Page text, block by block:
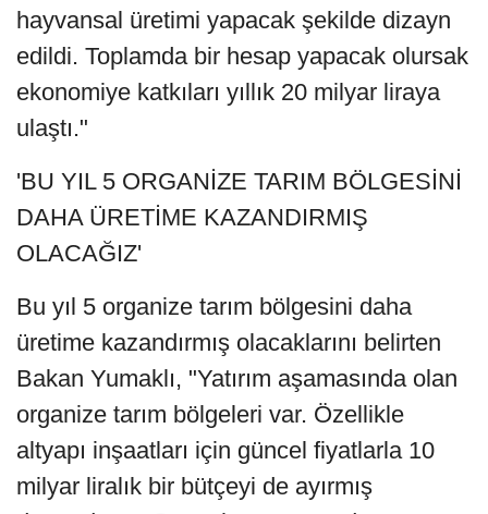
hayvansal üretimi yapacak şekilde dizayn
edildi. Toplamda bir hesap yapacak olursak
ekonomiye katkıları yıllık 20 milyar liraya
ulaştı."
'BU YIL 5 ORGANİZE TARIM BÖLGESİNİ
DAHA ÜRETİME KAZANDIRMIŞ
OLACAĞIZ'
Bu yıl 5 organize tarım bölgesini daha
üretime kazandırmış olacaklarını belirten
Bakan Yumaklı, "Yatırım aşamasında olan
organize tarım bölgeleri var. Özellikle
altyapı inşaatları için güncel fiyatlarla 10
milyar liralık bir bütçeyi de ayırmış